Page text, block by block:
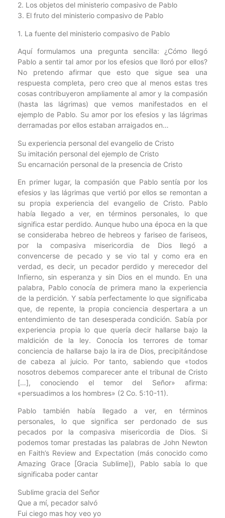
2. Los objetos del ministerio compasivo de Pablo
3. El fruto del ministerio compasivo de Pablo
1. La fuente del ministerio compasivo de Pablo
Aquí formulamos una pregunta sencilla: ¿Cómo llegó
Pablo a sentir tal amor por los efesios que lloró por ellos?
No pretendo afirmar que esto que sigue sea una
respuesta completa, pero creo que al menos estas tres
cosas contribuyeron ampliamente al amor y la compasión
(hasta las lágrimas) que vemos manifestados en el
ejemplo de Pablo. Su amor por los efesios y las lágrimas
derramadas por ellos estaban arraigados en…
Su experiencia personal del evangelio de Cristo
Su imitación personal del ejemplo de Cristo
Su encarnación personal de la presencia de Cristo
En primer lugar, la compasión que Pablo sentía por los
efesios y las lágrimas que vertió por ellos se remontan a
su propia experiencia del evangelio de Cristo. Pablo
había llegado a ver, en términos personales, lo que
significa estar perdido. Aunque hubo una época en la que
se consideraba hebreo de hebreos y fariseo de fariseos,
por la compasiva misericordia de Dios llegó a
convencerse de pecado y se vio tal y como era en
verdad, es decir, un pecador perdido y merecedor del
Infierno, sin esperanza y sin Dios en el mundo. En una
palabra, Pablo conocía de primera mano la experiencia
de la perdición. Y sabía perfectamente lo que significaba
que, de repente, la propia conciencia despertara a un
entendimiento de tan desesperada condición. Sabía por
experiencia propia lo que quería decir hallarse bajo la
maldición de la ley. Conocía los terrores de tomar
conciencia de hallarse bajo la ira de Dios, precipitándose
de cabeza al juicio. Por tanto, sabiendo que «todos
nosotros debemos comparecer ante el tribunal de Cristo
[…], conociendo el temor del Señor» afirma:
«persuadimos a los hombres» (2 Co. 5:10-11).
Pablo también había llegado a ver, en términos
personales, lo que significa ser perdonado de sus
pecados por la compasiva misericordia de Dios. Si
podemos tomar prestadas las palabras de John Newton
en Faith’s Review and Expectation (más conocido como
Amazing Grace [Gracia Sublime]), Pablo sabía lo que
significaba poder cantar
Sublime gracia del Señor
Que a mí, pecador salvó
Fui ciego mas hoy veo yo